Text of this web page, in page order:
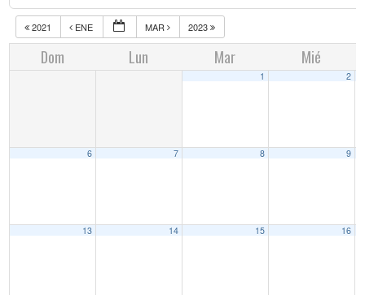
2021 ENE MAR 2023
Dom Lun Mar Mié
1 2
6 7 8 9
13 14 15 16